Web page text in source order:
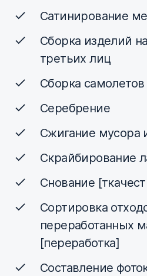
Сатинирование
Сборка изделий
третьих лиц
Сборка самолетов
Серебрение
Сжигание мусора
Скрайбирование
Снование
Сортировка
переработанных
[переработка]
Составление